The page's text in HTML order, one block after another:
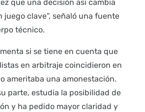
que una decisión así cambia
juego clave”, señaló una fuente
técnico.
si se tiene en cuenta que
en arbitraje coincidieron en
ameritaba una amonestación.
parte, estudia la posibilidad de
y ha pedido mayor claridad y